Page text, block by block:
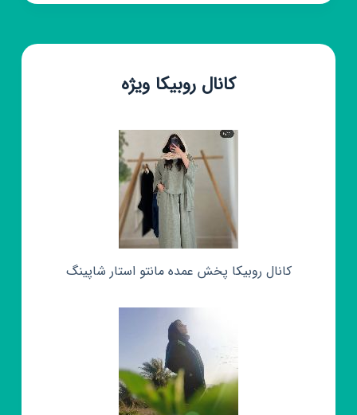
کانال روبیکا ویژه
کانال روبیکا پخش عمده مانتو استار شاپینگ